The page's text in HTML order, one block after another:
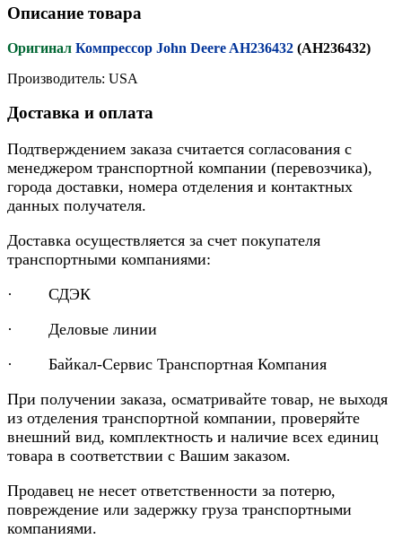
Описание товара
Оригинал Компрессор John Deere AH236432 (AH236432)
Производитель: USA
Доставка и оплата
Подтверждением заказа считается согласования с
менеджером транспортной компании (перевозчика),
города доставки, номера отделения и контактных
данных получателя.
Доставка осуществляется за счет покупателя
транспортными компаниями:
· СДЭК
· Деловые линии
· Байкал-Сервис Транспортная Компания
При получении заказа, осматривайте товар, не выходя
из отделения транспортной компании, проверяйте
внешний вид, комплектность и наличие всех единиц
товара в соответствии с Вашим заказом.
Продавец не несет ответственности за потерю,
повреждение или задержку груза транспортными
компаниями.